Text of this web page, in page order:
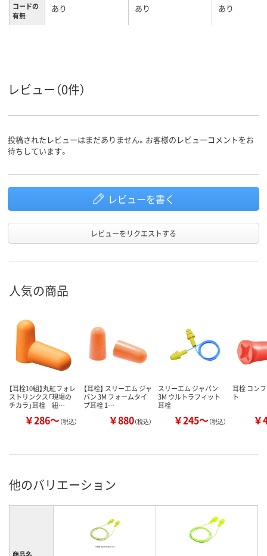
コードの
有無
あり あり あり
レビュー（0件）
投稿されたレビューはまだありません。お客様のレビューコメントをお
待ちしています。
レビューを書く
レビューをリクエストする
人気の商品
【耳栓10組】丸紅フォレ
ストリンクス「現場の
チカラ」耳栓 紐…
￥286～（税込）
【耳栓】 スリーエム ジャ
パン 3M フォームタイ
プ耳栓 1…
￥880（税込）
スリーエム ジャパン
3M ウルトラフィット
耳栓
￥245～（税込）
耳栓 コン
ト
￥
他のバリエーション
商品名